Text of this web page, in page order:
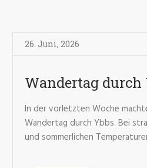
26. Juni, 2026
Wandertag durch
In der vorletzten Woche
Wandertag durch Ybbs. Bei
und sommerlichen